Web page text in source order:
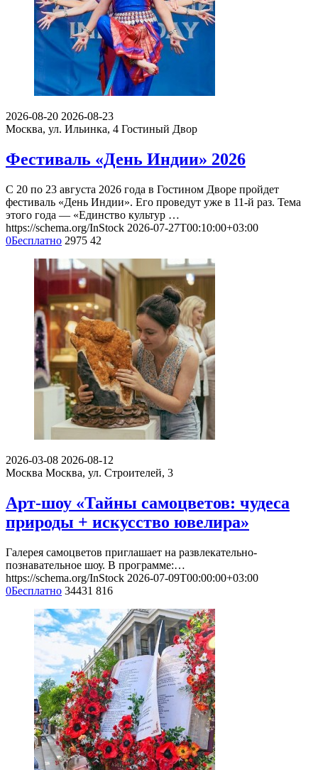
2026-08-20 2026-08-23
Москва, ул. Ильинка, 4 Гостиный Двор
Фестиваль «День Индии» 2026
С 20 по 23 августа 2026 года в Гостином Дворе пройдет
фестиваль «День Индии». Его проведут уже в 11-й раз. Тема
этого года — «Единство культур …
https://schema.org/InStock 2026-07-27T00:10:00+03:00
0Бесплатно 2975 42
2026-03-08 2026-08-12
Москва Москва, ул. Строителей, 3
Арт-шоу «Тайны самоцветов: чудеса
природы + искусство ювелира»
Галерея самоцветов приглашает на развлекательно-
познавательное шоу. В программе:…
https://schema.org/InStock 2026-07-09T00:00:00+03:00
0Бесплатно 34431 816